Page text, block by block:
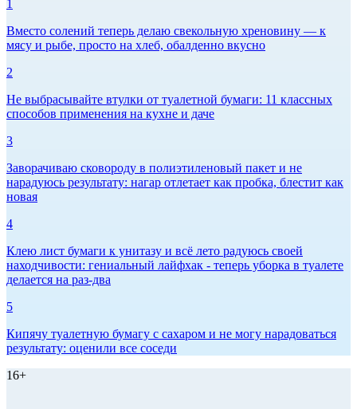
1
Вместо солений теперь делаю свекольную хреновину — к
мясу и рыбе, просто на хлеб, обалденно вкусно
2
Не выбрасывайте втулки от туалетной бумаги: 11 классных
способов применения на кухне и даче
3
Заворачиваю сковороду в полиэтиленовый пакет и не
нарадуюсь результату: нагар отлетает как пробка, блестит как
новая
4
Клею лист бумаги к унитазу и всё лето радуюсь своей
находчивости: гениальный лайфхак - теперь уборка в туалете
делается на раз-два
5
Кипячу туалетную бумагу с сахаром и не могу нарадоваться
результату: оценили все соседи
16+